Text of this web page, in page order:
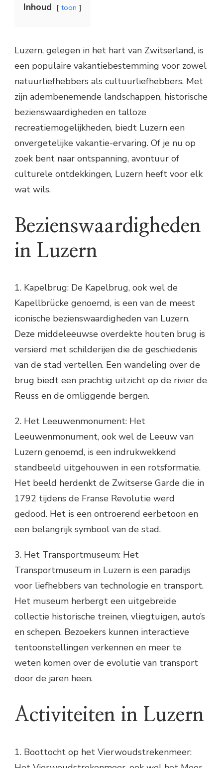
Inhoud toon
Luzern, gelegen in het hart van Zwitserland, is
een populaire vakantiebestemming voor zowel
natuurliefhebbers als cultuurliefhebbers. Met
zijn adembenemende landschappen, historische
bezienswaardigheden en talloze
recreatiemogelijkheden, biedt Luzern een
onvergetelijke vakantie-ervaring. Of je nu op
zoek bent naar ontspanning, avontuur of
culturele ontdekkingen, Luzern heeft voor elk
wat wils.
Bezienswaardigheden
in Luzern
1. Kapelbrug: De Kapelbrug, ook wel de
Kapellbrücke genoemd, is een van de meest
iconische bezienswaardigheden van Luzern.
Deze middeleeuwse overdekte houten brug is
versierd met schilderijen die de geschiedenis
van de stad vertellen. Een wandeling over de
brug biedt een prachtig uitzicht op de rivier de
Reuss en de omliggende bergen.
2. Het Leeuwenmonument: Het
Leeuwenmonument, ook wel de Leeuw van
Luzern genoemd, is een indrukwekkend
standbeeld uitgehouwen in een rotsformatie.
Het beeld herdenkt de Zwitserse Garde die in
1792 tijdens de Franse Revolutie werd
gedood. Het is een ontroerend eerbetoon en
een belangrijk symbool van de stad.
3. Het Transportmuseum: Het
Transportmuseum in Luzern is een paradijs
voor liefhebbers van technologie en transport.
Het museum herbergt een uitgebreide
collectie historische treinen, vliegtuigen, auto’s
en schepen. Bezoekers kunnen interactieve
tentoonstellingen verkennen en meer te
weten komen over de evolutie van transport
door de jaren heen.
Activiteiten in Luzern
1. Boottocht op het Vierwoudstrekenmeer: